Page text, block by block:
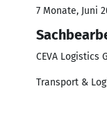
7 Monate, Juni
CEVA Logistics
Transport &